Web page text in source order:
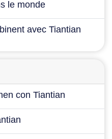
le monde
avec Tiantian
con Tiantian